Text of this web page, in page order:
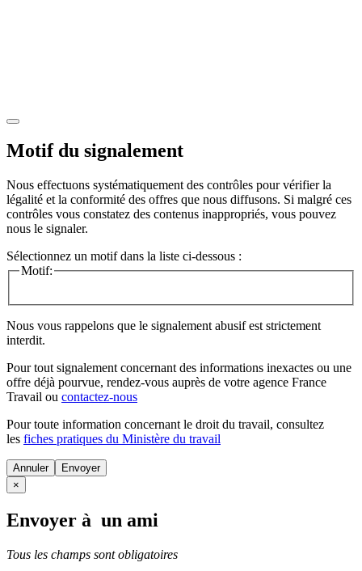
Motif du signalement
Nous effectuons systématiquement des contrôles pour vérifier la
légalité et la conformité des offres que nous diffusons. Si malgré ces
contrôles vous constatez des contenus inappropriés, vous pouvez
nous le signaler.
Sélectionnez un motif dans la liste ci-dessous :
Motif:
Nous vous rappelons que le signalement abusif est strictement
interdit.
Pour tout signalement concernant des informations inexactes ou une
offre déjà pourvue, rendez-vous auprès de votre agence France
Travail ou contactez-nous
Pour toute information concernant le droit du travail, consultez
les fiches pratiques du Ministère du travail
Annuler
×
Envoyer à un ami
Tous les champs sont obligatoires